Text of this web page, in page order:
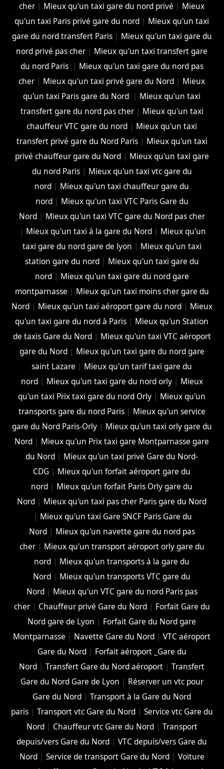
cher | Mieux qu'un taxi gare du nord privé | Mieux
qu'un taxi Paris privé gare du nord | Mieux qu'un taxi
gare du nord transfert Paris| Mieux qu'un taxi gare du
nord privé pas cher | Mieux qu'un taxi transfert gare
du nord Paris | Mieux qu'un taxi gare du nord pas
cher | Mieux qu'un taxi privé gare du Nord | Mieux
qu'un taxi Paris gare du Nord | Mieux qu'un taxi
transfert gare du nord pas cher| Mieux qu'un taxi
chauffeur VTC gare du nord | Mieux qu'un taxi
transfert privé gare du Nord Paris| Mieux qu'un taxi
privé chauffeur gare du Nord| Mieux qu'un taxi gare
du nord Paris| Mieux qu'un taxi vtc gare du
nord | Mieux qu'un taxi chauffeur gare du
nord| Mieux qu'un taxi VTC Paris Gare du
Nord| Mieux qu'un taxi VTC gare du Nord pas cher
| Mieux qu'un taxi à la gare du Nord | Mieux qu'un
taxi gare du nord gare de lyon | Mieux qu'un taxi
station gare du nord| Mieux qu'un taxi gare du
nord| Mieux qu'un taxi gare du nord gare
montparnasse | Mieux qu'un taxi moins cher gare du
Nord| Mieux qu'un taxi aéroport gare du nord| Mieux
qu'un taxi gare du nord à Paris | Mieux qu'un Station
de taxis Gare du Nord| Mieux qu'un taxi VTC aéroport
gare du Nord| Mieux qu'un taxi gare du nord gare
saint Lazare | Mieux qu'un tarif taxi gare du
nord| Mieux qu'un taxi gare du nord orly| Mieux
qu'un taxi Prix taxi gare du nord Orly | Mieux qu'un
transports gare du nord Paris| Mieux qu'un service
gare du Nord Paris-Orly| Mieux qu'un taxi orly gare du
Nord | Mieux qu'un Prix taxi gare Montparnasse gare
du Nord | Mieux qu'un taxi privé Gare du Nord-
CDG | Mieux qu'un forfait aéroport gare du
nord | Mieux qu'un forfait Paris Orly gare du
Nord | Mieux qu'un taxi pas cher Paris gare du Nord
| Mieux qu'un taxi Gare SNCF Paris Gare du
Nord| Mieux qu'un navette gare du nord pas
cher| Mieux qu'un transport aéroport orly gare du
nord | Mieux qu'un transports à la gare du
Nord | Mieux qu'un transports VTC gare du
Nord| Mieux qu'un VTC gare du nord Paris pas
cher| Chauffeur privé Gare du Nord| Forfait Gare du
Nord gare de Lyon | Forfait Gare du Nord gare
Montparnasse | Navette Gare du Nord |VTC aéroport
Gare du Nord| Forfait aéroport _Gare du
Nord |Transfert Gare du Nord aéroport |Transfert
Gare du Nord Gare de Lyon | Réserver un vtc pour
Gare du Nord |Transport à la Gare du Nord
paris| Transport vtc Gare du Nord| Service vtc Gare du
Nord| Chauffeur vtc Gare du Nord| Transport
depuis/vers Gare du Nord |VTC depuis/vers Gare du
Nord| Service de transport Gare du Nord| Voiture